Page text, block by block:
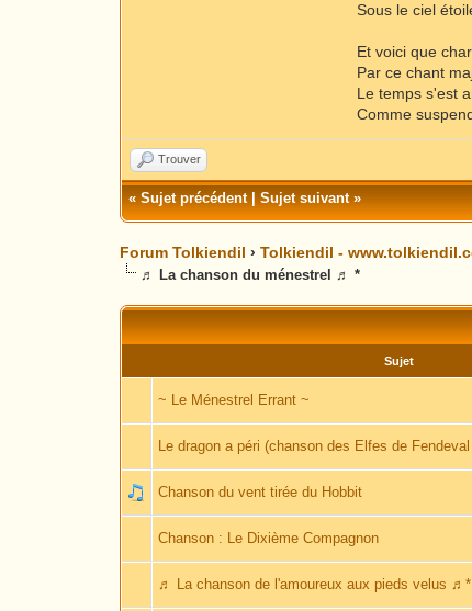
Sous le ciel
Et voici que
Par ce chant
Le temps s'est
Comme
Trouver
«Sujet précédent|Sujet suivant»
Forum Tolkiendil ›Tolkiendil -
♬ La chanson du ménestrel ♬ *
Sujet
~ Le Ménestrel Errant ~
Le dragon a péri (chanson des Elfes de
Chanson du vent tirée du Hobbit
Chanson : Le Dixième Compagnon
♬ La chanson de l'amoureux aux pieds velus ♬*